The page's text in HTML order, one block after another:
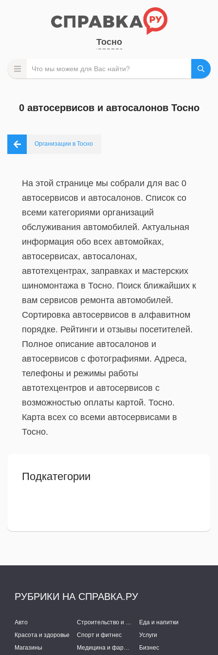
Тосно
0 автосервисов и автосалонов Тосно
Организации в Тосно
На этой странице мы собрали для вас 0
автосервисов и автосалонов. Список со
всеми категориями организаций
обслуживания автомобилей. Актуальная
информация обо всех автомойках,
автосервисах, автосалонах,
автотехцентрах, заправках и мастерских
шиномонтажа в Тосно. Поиск ближайших к
вам сервисов ремонта автомобилей.
Сортировка автосервисов в алфавитном
порядке. Рейтинги и отзывы посетителей.
Полное описание автосалонов и
автосервисов с фотографиями. Адреса,
телефоны и режимы работы
автотехцентров и автосервисов с
возможностью оплаты картой. Тосно.
Карта всех со всеми автосервисами в
Тосно.
Подкатегории
РУБРИКИ НА СПРАВКА.РУ
Авто Строительство и ремонт
Еда и напитки
Красота и здоровье
Спорт и фитнес
Услуги
Магазины
Медицина и фармацевтика Бизнес